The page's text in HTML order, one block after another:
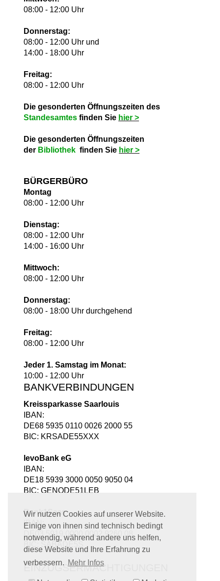
Wir nutzen Cookies auf unserer Website.
Einige von ihnen sind technisch bedingt
notwendig, während andere uns helfen,
diese Website und Ihre Erfahrung zu
verbessern. Mehr Infos
08:00 - 12:00 Uhr
Donnerstag:
08:00 - 12:00 Uhr und
14:00 - 18:00 Uhr
Freitag:
08:00 - 12:00 Uhr
Die gesonderten Öffnungszeiten des
Standesamtes finden Sie hier >
Die gesonderten Öffnungszeiten
der Bibliothek finden Sie hier >
BÜRGERBÜRO
Montag
08:00 - 12:00 Uhr
Dienstag:
08:00 - 12:00 Uhr
14:00 - 16:00 Uhr
Mittwoch:
08:00 - 12:00 Uhr
Donnerstag:
08:00 - 18:00 Uhr durchgehend
Freitag:
08:00 - 12:00 Uhr
Jeder 1. Samstag im Monat:
10:00 - 12:00 Uhr
BANKVERBINDUNGEN
Kreissparkasse Saarlouis
IBAN:
DE68 5935 0110 0026 2000 55
BIC: KRSADE55XXX
levoBank eG
IBAN:
DE18 5939 3000 0050 9050 04
BIC: GENODE51LEB
Bank1Saar
IBAN:
DE03 5919 0000 0002 9260 08
BIC: SABADE5S
EINZUGSERMÄCHTIGUNGEN